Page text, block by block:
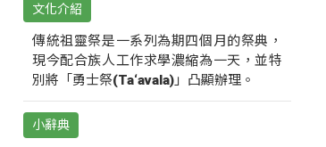
文化介紹
傳統祖靈祭是一系列為期四個月的祭典，
現今配合族人工作求學濃縮為一天，並特
別將「勇士祭(Ta‘avala)」凸顯辦理。
小辭典